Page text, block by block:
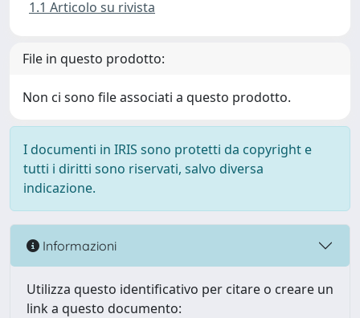
1.1 Articolo su rivista
File in questo prodotto:
Non ci sono file associati a questo prodotto.
I documenti in IRIS sono protetti da copyright e
tutti i diritti sono riservati, salvo diversa
indicazione.
Informazioni
Utilizza questo identificativo per citare o creare un
link a questo documento: